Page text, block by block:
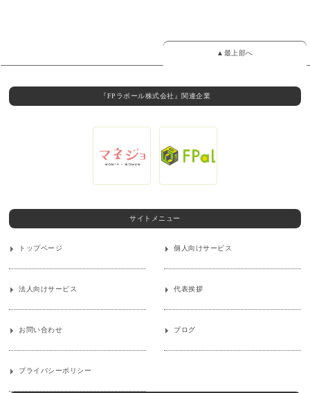
▲最上部へ
『FPラポール株式会社』関連企業
サイトメニュー
トップページ 個人向けサービス
法人向けサービス 代表挨拶
お問い合わせ ブログ
プライバシーポリシー